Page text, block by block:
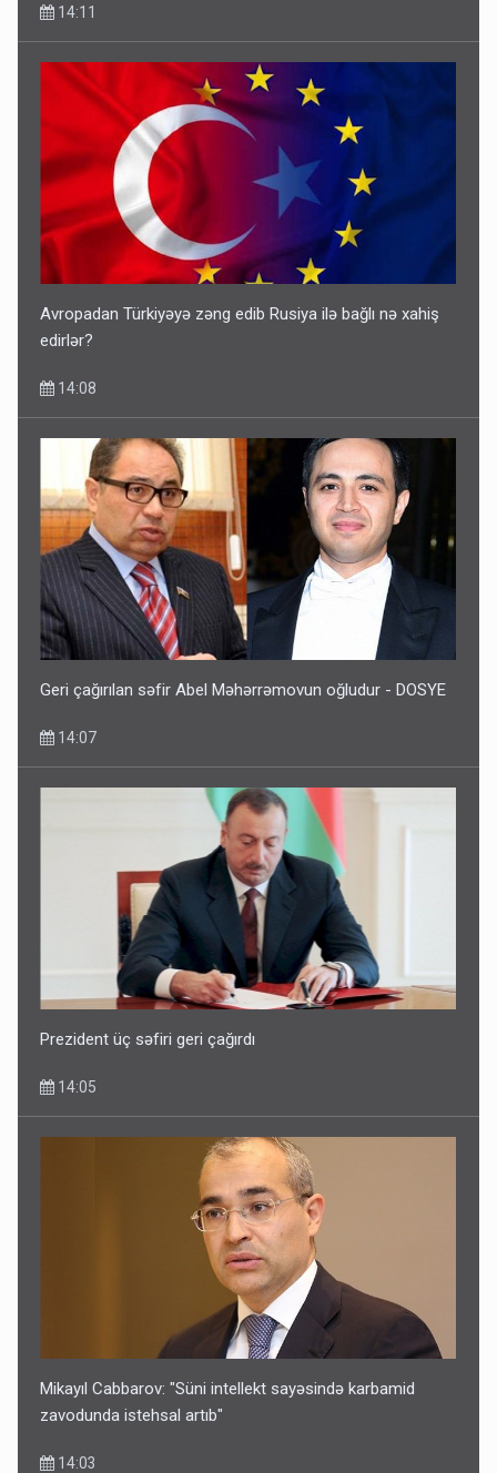
14:11
Avropadan Türkiyəyə zəng edib Rusiya ilə bağlı nə xahiş
edirlər?
14:08
Geri çağırılan səfir Abel Məhərrəmovun oğludur - DOSYE
14:07
Prezident üç səfiri geri çağırdı
14:05
Mikayıl Cabbarov: "Süni intellekt sayəsində karbamid
zavodunda istehsal artıb"
14:03